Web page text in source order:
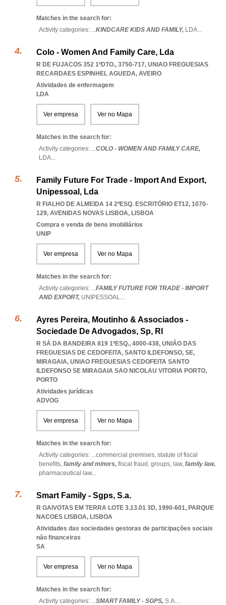
Matches in the search for:
Activity categories: ...KINDCARE KIDS AND FAMILY, LDA...
Colo - Women And Family Care, Lda
R DE FUJACOS 352 1ºDTO., 3750-717, UNIAO FREGUESIAS
RECARDAES ESPINHEL AGUEDA, AVEIRO
Atividades de enfermagem
LDA
Ver empresa Ver no Mapa
Matches in the search for:
Activity categories: ...COLO - WOMEN AND FAMILY CARE,
LDA...
Family Future For Trade - Import And Export,
Unipessoal, Lda
R FIALHO DE ALMEIDA 14 2ºESQ. ESCRITÓRIO ET12, 1070-
129, AVENIDAS NOVAS LISBOA, LISBOA
Compra e venda de bens imobiliários
UNIP
Ver empresa Ver no Mapa
Matches in the search for:
Activity categories: ...FAMILY FUTURE FOR TRADE - IMPORT
AND EXPORT, UNIPESSOAL...
Ayres Pereira, Moutinho & Associados -
Sociedade De Advogados, Sp, Rl
R SÁ DA BANDEIRA 819 1ºESQ., 4000-438, UNIÃO DAS
FREGUESIAS DE CEDOFEITA, SANTO ILDEFONSO, SE,
MIRAGAIA, UNIAO FREGUESIAS CEDOFEITA SANTO
ILDEFONSO SE MIRAGAIA SAO NICOLAU VITORIA PORTO,
PORTO
Atividades jurídicas
ADVOG
Ver empresa Ver no Mapa
Matches in the search for:
Activity categories: ...commercial premises, statute of fiscal
benefits, family and minors, fiscal fraud, groups, law, family law,
pharmaceutical law...
Smart Family - Sgps, S.a.
R GAIVOTAS EM TERRA LOTE 3.13.01 3D, 1990-601, PARQUE
NACOES LISBOA, LISBOA
Atividades das sociedades gestoras de participações sociais
não financeiras
SA
Ver empresa Ver no Mapa
Matches in the search for:
Activity categories: ...SMART FAMILY - SGPS, S.A....